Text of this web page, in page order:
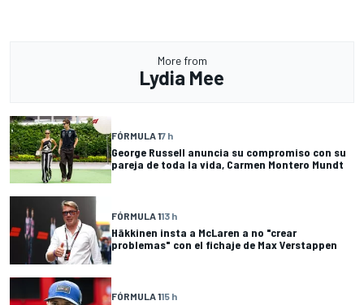
More from
Lydia Mee
FÓRMULA 17 h
George Russell anuncia su compromiso con su
pareja de toda la vida, Carmen Montero Mundt
FÓRMULA 113 h
Häkkinen insta a McLaren a no "crear
problemas" con el fichaje de Max Verstappen
FÓRMULA 115 h